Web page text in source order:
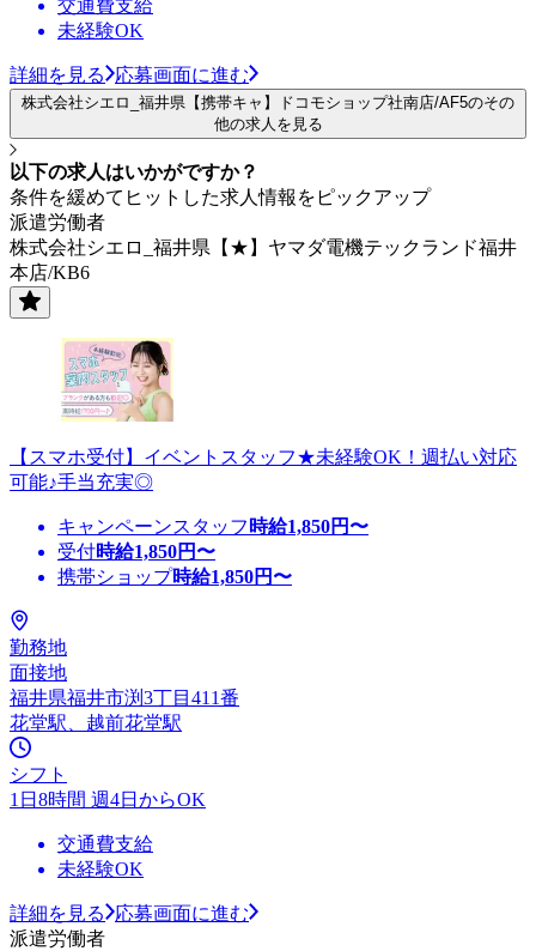
交通費支給
未経験OK
詳細を見る 応募画面に進む
株式会社シエロ_福井県【携帯キャ】ドコモショップ社南店/AF5のその
他の求人を見る
以下の求人はいかがですか？
条件を緩めてヒットした求人情報をピックアップ
派遣労働者
株式会社シエロ_福井県【★】ヤマダ電機テックランド福井
本店/KB6
【スマホ受付】イベントスタッフ★未経験OK！週払い対応
可能♪手当充実◎
キャンペーンスタッフ 時給1,850円〜
受付時給1,850円〜
携帯ショップ時給1,850円〜
勤務地
面接地
福井県福井市渕3丁目411番
花堂駅、越前花堂駅
シフト
1日8時間 週4日からOK
交通費支給
未経験OK
詳細を見る
応募画面に進む
派遣労働者